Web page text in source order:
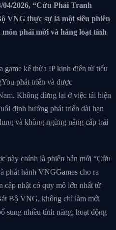
2026, “Cửu Phái Tranh
VNG thực sự là một siêu phiên
phái mới và hàng loạt tính
game kế thừa IP kinh điển từ tiểu
phát triển và được
Không dừng lại ở việc tái hiện
định hướng phát triển dài hạn
và không ngừng nâng cấp trải
này chính là phiên bản mới “Cửu
phát hành VNGGames cho ra
cập nhật có quy mô lớn nhất từ
Bộ VNG, không chỉ làm mới
sung nhiều tính năng, hoạt động